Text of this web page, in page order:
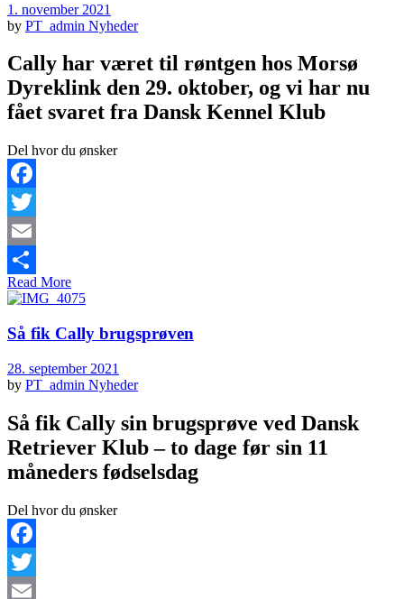
1. november 2021
by PT_admin Nyheder
Cally har været til røntgen hos Morsø
Dyreklink den 29. oktober, og vi har nu
fået svaret fra Dansk Kennel Klub
Del hvor du ønsker
Facebook
Twitter
Email
Share
Read More
Så fik Cally brugsprøven
28. september 2021
by PT_admin Nyheder
Så fik Cally sin brugsprøve ved Dansk
Retriever Klub – to dage før sin 11
måneders fødselsdag
Del hvor du ønsker
Facebook
Twitter